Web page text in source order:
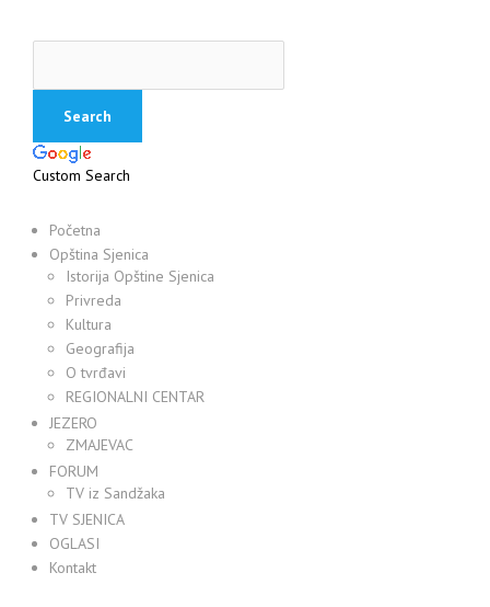
Custom Search
Početna
Opština Sjenica
Istorija Opštine Sjenica
Privreda
Kultura
Geografija
O tvrđavi
REGIONALNI CENTAR
JEZERO
ZMAJEVAC
FORUM
TV iz Sandžaka
TV SJENICA
OGLASI
Kontakt